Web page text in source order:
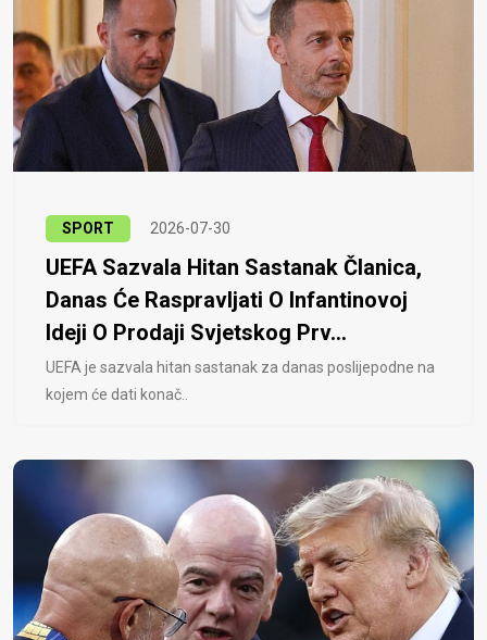
SPORT 2026-07-30
UEFA Sazvala Hitan Sastanak Članica,
Danas Će Raspravljati O Infantinovoj
Ideji O Prodaji Svjetskog Prv...
UEFA je sazvala hitan sastanak za danas poslijepodne na
kojem će dati konač..